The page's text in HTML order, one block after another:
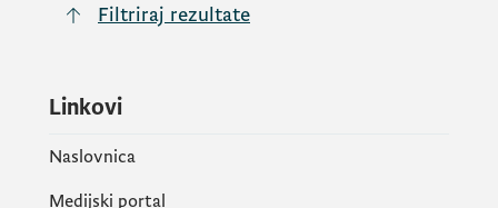
Filtriraj rezultate
Linkovi
Naslovnica
Medijski portal